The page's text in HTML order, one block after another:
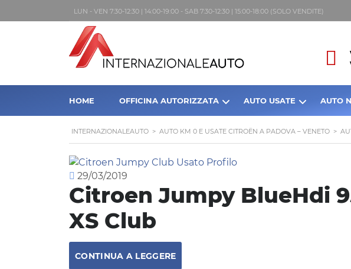
LUN - VEN 7:30-12:30 | 14:00-19:00 - SAB 7:30-12:30 | 15:00-18:00 (SOLO VENDITE)
HOME OFFICINA AUTORIZZATA AUTO USATE AUTO
INTERNAZIONALEAUTO > AUTO KM 0 E USATE CITROËN A PADOVA – VENETO >
29/03/2019
Citroen Jumpy BlueHdi
XS Club
CONTINUA A LEGGERE